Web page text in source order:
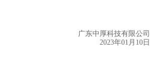
广东中厚科技有限公司
2023年01月10日